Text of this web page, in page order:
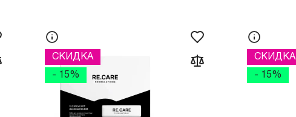
СКИДКА
- 15%
СКИДКА
- 15%